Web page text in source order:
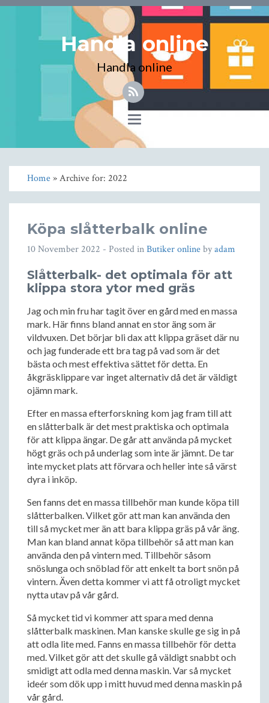
Handla online
Handla online
Toggle
navigation
Home» Archive for: 2022
Köpa slåtterbalk online
10 November 2022 - Posted inButiker onlinebyadam
Slåtterbalk- det optimala för att
klippa stora ytor med gräs
Jag och min fru har tagit över en gård med en massa
mark. Här finns bland annat en stor äng som är
vildvuxen. Det börjar bli dax att klippa gräset där nu
och jag funderade ett bra tag på vad som är det
bästa och mest effektiva sättet för detta. En
åkgräsklippare var inget alternativ då det är väldigt
ojämn mark.
Efter en massa efterforskning kom jag fram till att
en slåtterbalk är det mest praktiska och optimala
för att klippa ängar. De går att använda på mycket
högt gräs och på underlag som inte är jämnt. De tar
inte mycket plats att förvara och heller inte så värst
dyra i inköp.
Sen fanns det en massa tillbehör man kunde köpa till
slåtterbalken. Vilket gör att man kan använda den
till så mycket mer än att bara klippa gräs på vår äng.
Man kan bland annat köpa tillbehör så att man kan
använda den på vintern med. Tillbehör såsom
snöslunga och snöblad för att enkelt ta bort snön på
vintern. Även detta kommer vi att få otroligt mycket
nytta utav på vår gård.
Så mycket tid vi kommer att spara med denna
slåtterbalk maskinen. Man kanske skulle ge sig in på
att odla lite med. Fanns en massa tillbehör för detta
med. Vilket gör att det skulle gå väldigt snabbt och
smidigt att odla med denna maskin. Var så mycket
ideér som dök upp i mitt huvud med denna maskin på
vår gård.